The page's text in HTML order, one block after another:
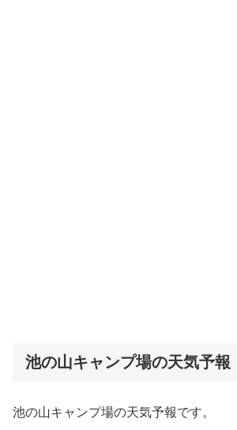
池の山キャンプ場の天気予報
池の山キャンプ場の天気予報です。